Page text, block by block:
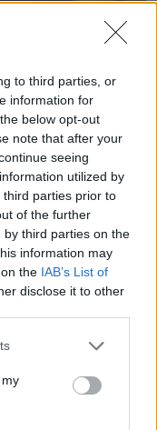
to third parties, or
information for
below opt-out
note that after your
seeing
utilized by
parties prior to
of the further
third parties on the
information may
the IAB’s List of
disclose it to other
να δείχνει
με […]
να
Στερεά
Τσίπρα να
υποψήφιο
παρά τον
ιδιοσυγκρασίας